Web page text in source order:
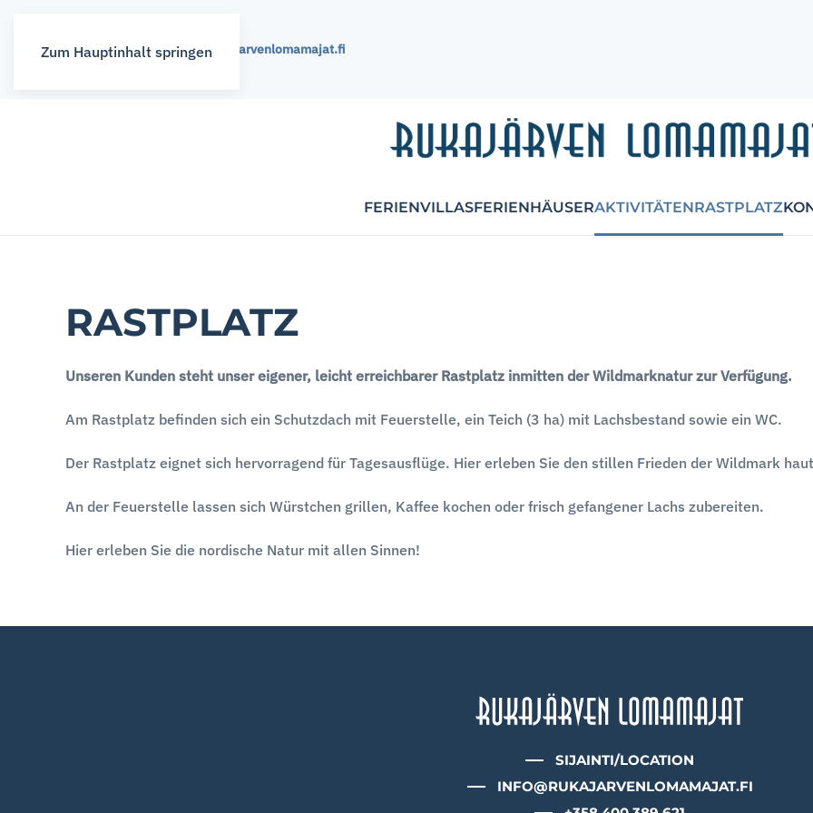
Zum Hauptinhalt springen
+358 400 389 621,info@rukajarvenlomamajat.fi
FERIENVILLASFERIENHÄUSERAKTIVITÄTENRASTPLATZ
RASTPLATZ
Unseren Kunden steht unser eigener, leicht erreichbarer Rastplatz inmitten der Wildmarknatur zur Verfügung.
Am Rastplatz befinden sich ein Schutzdach mit Feuerstelle, ein Teich (3 ha) mit Lachsbestand sowie ein WC.
Der Rastplatz eignet sich hervorragend für Tagesausflüge. Hier erleben Sie den stillen Frieden der Wildmark
An der Feuerstelle lassen sich Würstchen grillen, Kaffee kochen oder frisch gefangener Lachs zubereiten.
Hier erleben Sie die nordische Natur mit allen Sinnen!
SIJAINTI/LOCATION
INFO@RUKAJARVENLOMAMAJAT.FI